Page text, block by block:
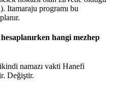
Itamaraju programı bu
hangi mezhep
namazı vakti Hanefi
Değiştir.